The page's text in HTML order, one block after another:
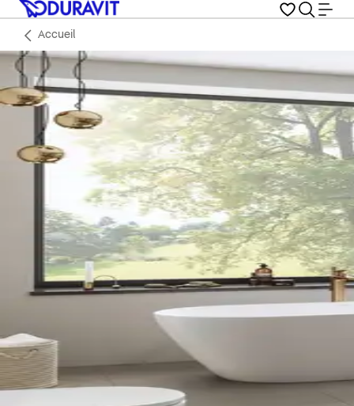
Accueil